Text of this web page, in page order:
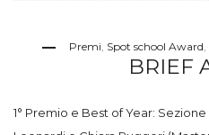
Premi Spot school Award
BRIEF
1° Premio e Best of Year: